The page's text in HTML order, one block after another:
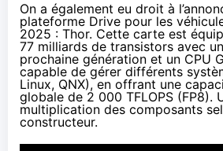
On a également eu droit à
plateforme Drive pour les
2025 : Thor. Cette carte est
77 milliards de transistors avec
prochaine génération et un CPU
capable de gérer différents
Linux, QNX), en offrant une
globale de 2 000 TFLOPS (FP8).
multiplication des composants
constructeur.